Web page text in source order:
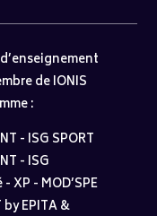
de IONIS
:
- ISG SPORT
- ISG
-XP - MOD’SPE
by EPITA &